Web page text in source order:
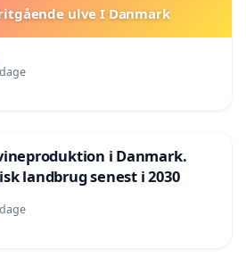
ulve I Danmark
i Danmark.
landbrug senest i 2030